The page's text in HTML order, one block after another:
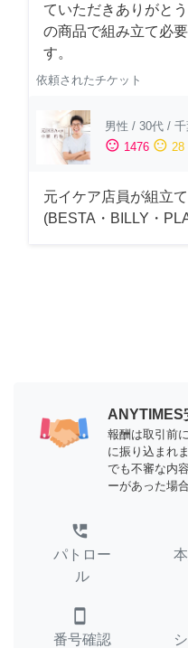
ていただきありがと
の商品で組み立て必
す。
依頼されたチケット
男性 / 30代 / 千
sentiment_satisfied 1476 sentiment_neutral 28
元イケア店員が組立
(BESTA・BILLY・
ANYTIMES
報酬は取引前
に振り込まれ
でも不審な内
ーがあった場
perm_phone_msg
パトロー
ル
smartphone
番号確認